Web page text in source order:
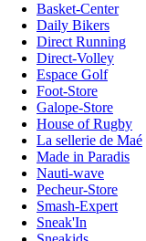
Basket-Center
Daily Bikers
Direct Running
Direct-Volley
Espace Golf
Foot-Store
Galope-Store
House of Rugby
La sellerie de Maé
Made in Paradis
Nauti-wave
Pecheur-Store
Smash-Expert
Sneak'In